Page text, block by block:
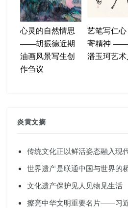
心灵的自然情思
——胡振德近期
油画风景写生创
作刍议
艺笔写仁
寄精神
潘玉珂艺
炎黄文摘
传统文化正以鲜活姿态融入现
世界遗产是联通中国与世界的
文化遗产保护见人见物见生活
擦亮中华文明重要名片——习